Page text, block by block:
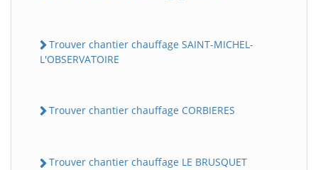
Trouver chantier chauffage SAINT-MICHEL-
L'OBSERVATOIRE
Trouver chantier chauffage CORBIERES
Trouver chantier chauffage LE BRUSQUET